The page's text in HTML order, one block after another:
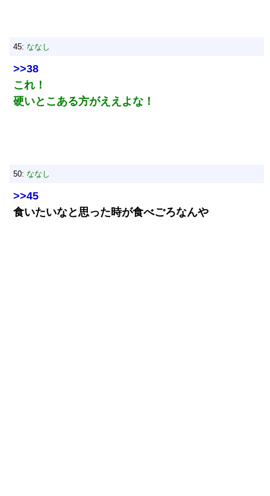
45: ななし
>>38
これ！
硬いとこある方がええよな！
50: ななし
>>45
食いたいなと思った時が食べごろなんや